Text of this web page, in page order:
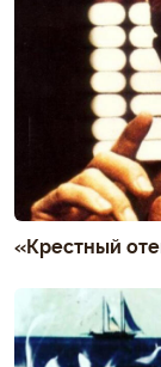
«Крестный